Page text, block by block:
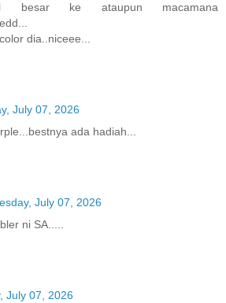
besar ke ataupun macamana
dia..niceee...
July 07, 2026
ada hadiah...
July 07, 2026
ni SA.....
July 07, 2026